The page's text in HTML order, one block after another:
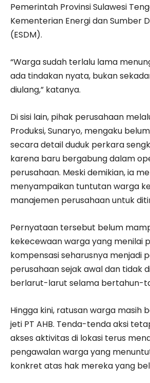
Pemerintah Provinsi Sulawesi
Kementerian Energi dan Sumber
(ESDM).
“Warga sudah terlalu lama
ada tindakan nyata, bukan
diulang,” katanya.
Di sisi lain, pihak perusahaan
Produksi, Sunaryo, mengaku
secara detail duduk perkara
karena baru bergabung dalam
perusahaan. Meski demikian, ia
menyampaikan tuntutan warga
manajemen perusahaan untuk
Pernyataan tersebut belum
kekecewaan warga yang menilai
kompensasi seharusnya menjadi
perusahaan sejak awal dan tidak
berlarut-larut selama bertahun-
Hingga kini, ratusan warga masih
jeti PT AHB. Tenda-tenda aksi
akses aktivitas di lokasi terus
pengawalan warga yang
konkret atas hak mereka yang